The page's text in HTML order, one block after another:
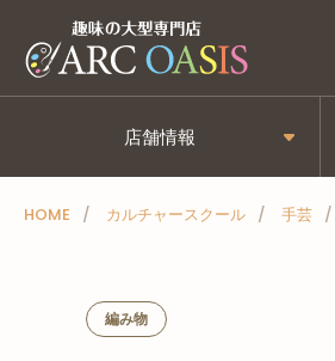
店舗情報
HOME カルチャースクール 手芸
編み物